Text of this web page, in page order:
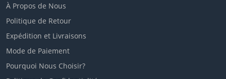
À Propos de Nous
Politique de Retour
Expédition et Livraisons
Mode de Paiement
Pourquoi Nous Choisir?